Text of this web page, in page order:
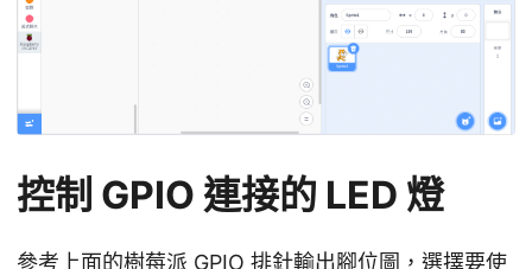
控制 GPIO 連接的 LED 燈
參考上面的樹莓派 GPIO 排針輸出腳位圖，選擇要使